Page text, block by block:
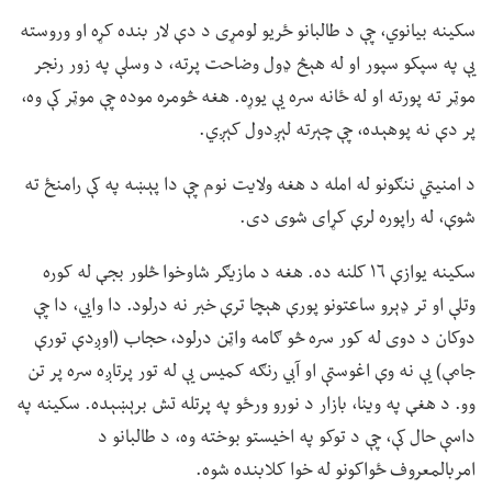
سکینه بیانوي، چې د طالبانو ځریو لومړی د دې لار بنده کړه او وروسته
یې په سپکو سپور او له هېڅ ډول وضاحت پرته، د وسلې په زور رنجر
موټر ته پورته او له ځانه سره یې یوړه. هغه څومره موده چې موټر کې وه،
پر دې نه پوهېده، چې چېرته لېږدول کېږي.
د امنیتي ننګونو له امله د هغه ولایت نوم چې دا پېښه په کې رامنځ ته
شوې، له راپوره لرې کړای شوی دی.
سکینه یوازې ۱۶ کلنه ده. هغه د مازیګر شاوخوا څلور بجې له کوره
وتلې او تر ډېرو ساعتونو پورې هېچا ترې خبر نه درلود. دا وايي، دا چې
دوکان د دوی له کور سره څو ګامه واټن درلود، حجاب (اوږدې تورې
جامې) یې نه وې اغوستې او آبي رنګه کمیس یې له تور پرتاږه سره پر تن
وو. د هغې په وینا، بازار د نورو ورځو په پرتله تش برېښېده. سکینه په
داسې حال کې، چې د توکو په اخیستو بوخته وه، د طالبانو د
امربالمعروف ځواکونو له خوا کلابنده شوه.